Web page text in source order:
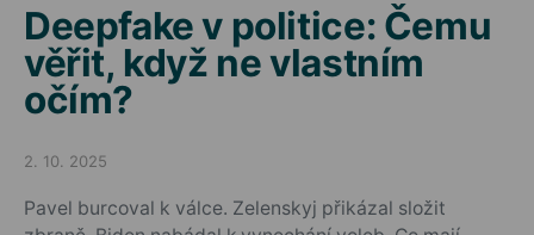
Deepfake v politice: Čemu
věřit, když ne vlastním
očím?
Posted on
2. 10. 2025
Pavel burcoval k válce. Zelenskyj přikázal složit